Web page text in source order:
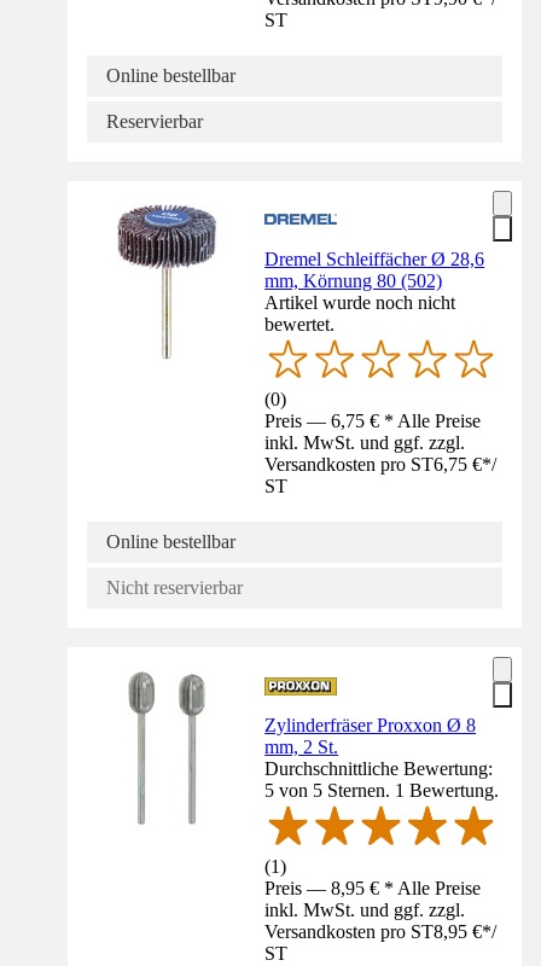
ST
Online bestellbar
Reservierbar
Dremel Schleiffächer Ø 28,6
mm, Körnung 80 (502)
Artikel wurde noch nicht
bewertet.
(0)
Preis — 6,75 € * Alle Preise
inkl. MwSt. und ggf. zzgl.
Versandkosten pro ST6,75 €*/
ST
Online bestellbar
Nicht reservierbar
Zylinderfräser Proxxon Ø 8
mm, 2 St.
Durchschnittliche Bewertung:
5 von 5 Sternen. 1 Bewertung.
(1)
Preis — 8,95 € * Alle Preise
inkl. MwSt. und ggf. zzgl.
Versandkosten pro ST8,95 €*/
ST